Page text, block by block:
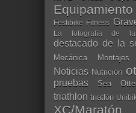
Equipamiento
Festibike Fitness
La fotografía de la
destacado de la
Mecánica
Noticias Nutrición
pruebas Sea
triathlon triatlón
XC/Maratón